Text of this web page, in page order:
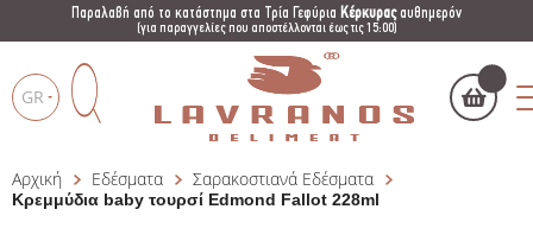
Παραλαβή από το κατάστημα στα Τρία Γεφύρια Κέρκυραςαυθημερόν
(για παραγγελίες που αποστέλλονται έως τις 15:00)
GR
Products
search
Το καλάθι μου ()
Αρχική Εδέσματα Σαρακοστιανά Εδέσματα
Κρεμμύδια baby τουρσί Edmond Fallot 228ml